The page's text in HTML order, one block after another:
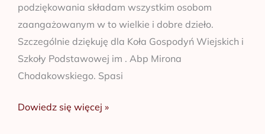
podziękowania składam wszystkim osobom
zaangażowanym w to wielkie i dobre dzieło.
Szczególnie dziękuję dla Koła Gospodyń Wiejskich i
Szkoły Podstawowej im . Abp Mirona
Chodakowskiego. Spasi
Dowiedz się więcej »